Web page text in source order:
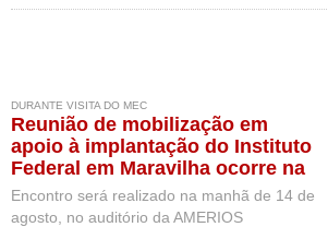
DURANTE VISITA DO MEC
Reunião de mobilização em
apoio à implantação do Instituto
Federal em Maravilha ocorre na
próxima semana, durante visita
de representantes do MEC
Encontro será realizado na manhã de 14 de
agosto, no auditório da AMERIOS